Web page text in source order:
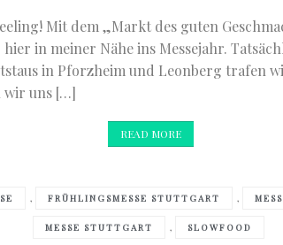
Mit dem „Markt des guten
hier in meiner Nähe ins Messejahr.
in Pforzheim und Leonberg trafen
wir uns […]
READ MORE
, FRÜHLINGSMESSE STUTTGART ,
MESSE STUTTGART , SLOWFOOD